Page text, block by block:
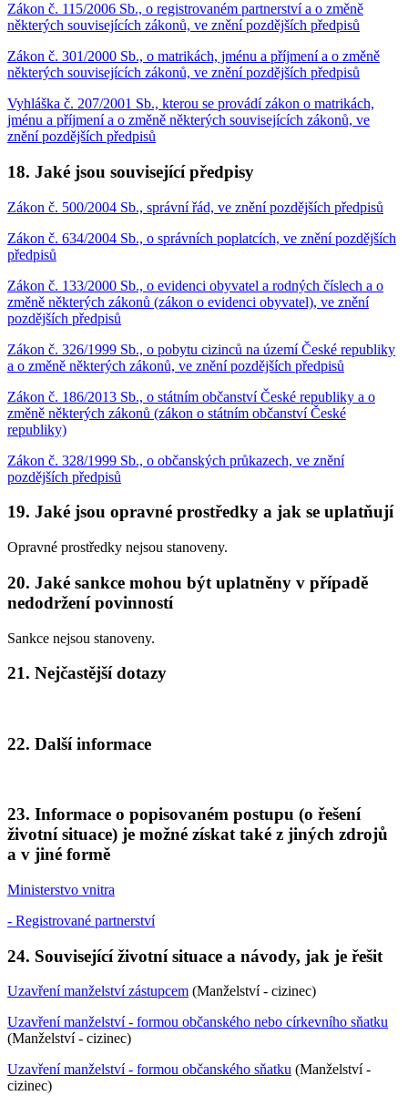
Zákon č. 115/2006 Sb., o registrovaném partnerství a o změně
některých souvisejících zákonů, ve znění pozdějších předpisů
Zákon č. 301/2000 Sb., o matrikách, jménu a příjmení a o změně
některých souvisejících zákonů, ve znění pozdějších předpisů
Vyhláška č. 207/2001 Sb., kterou se provádí zákon o matrikách,
jménu a příjmení a o změně některých souvisejících zákonů, ve
znění pozdějších předpisů
18. Jaké jsou související předpisy
Zákon č. 500/2004 Sb., správní řád, ve znění pozdějších předpisů
Zákon č. 634/2004 Sb., o správních poplatcích, ve znění pozdějších
předpisů
Zákon č. 133/2000 Sb., o evidenci obyvatel a rodných číslech a o
změně některých zákonů (zákon o evidenci obyvatel), ve znění
pozdějších předpisů
Zákon č. 326/1999 Sb., o pobytu cizinců na území České republiky
a o změně některých zákonů, ve znění pozdějších předpisů
Zákon č. 186/2013 Sb., o státním občanství České republiky a o
změně některých zákonů (zákon o státním občanství České
republiky)
Zákon č. 328/1999 Sb., o občanských průkazech, ve znění
pozdějších předpisů
19. Jaké jsou opravné prostředky a jak se uplatňují
Opravné prostředky nejsou stanoveny.
20. Jaké sankce mohou být uplatněny v případě
nedodržení povinností
Sankce nejsou stanoveny.
21. Nejčastější dotazy
22. Další informace
23. Informace o popisovaném postupu (o řešení
životní situace) je možné získat také z jiných zdrojů
a v jiné formě
Ministerstvo vnitra
- Registrované partnerství
24. Související životní situace a návody, jak je řešit
Uzavření manželství zástupcem (Manželství - cizinec)
Uzavření manželství - formou občanského nebo církevního sňatku
(Manželství - cizinec)
Uzavření manželství - formou občanského sňatku (Manželství -
cizinec)